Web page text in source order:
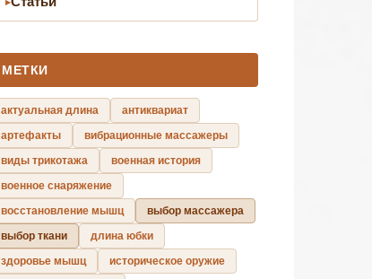
МЕТКИ
актуальная длина
антиквариат
артефакты
вибрационные массажеры
виды трикотажа
военная история
военное снаряжение
восстановление мышц
выбор массажера
выбор ткани
длина юбки
здоровье мышц
историческое оружие